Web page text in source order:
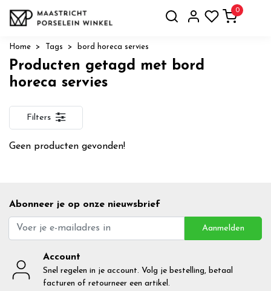
0
Home Tags bord horeca servies
Producten getagd met bord
horeca servies
Filters
Geen producten gevonden!
Abonneer je op onze nieuwsbrief
Aanmelden
Account
Snel regelen in je account. Volg je bestelling, betaal
facturen of retourneer een artikel.